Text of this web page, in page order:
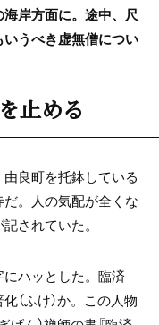
岸方面に。途中、尺
うべき虚無僧につい
止める
良町を托鉢している
。人の気配が全くな
されていた。
にハッとした。臨済
ふけ）か。この人物